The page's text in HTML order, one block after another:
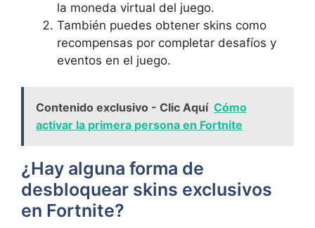
la moneda virtual del juego.
También puedes obtener skins como
recompensas por completar desafíos y
eventos en el juego.
Contenido exclusivo - Clic Aquí Cómo
activar la primera persona en Fortnite
¿Hay alguna forma de
desbloquear skins exclusivos
en Fortnite?